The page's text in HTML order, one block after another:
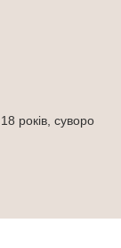
років, суворо